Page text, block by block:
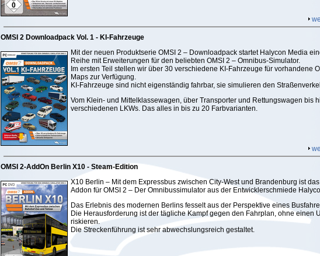
OMSI 2 Downloadpack Vol. 1 - KI-Fahrzeuge
Mit der neuen Produktserie OMSI 2 – Downloadpack startet Halycon Media
Reihe mit Erweiterungen für den beliebten OMSI 2 – Omnibus-Simulator.
Im ersten Teil stellen wir über 30 verschiedene KI-Fahrzeuge für vorhandene
Maps zur Verfügung.
KI-Fahrzeuge sind nicht eigenständig fahrbar, sie simulieren den
Vom Klein- und Mittelklassewagen, über Transporter und Rettungswagen bis
verschiedenen LKWs. Das alles in bis zu 20 Farbvarianten.
OMSI 2-AddOn Berlin X10 - Steam-Edition
X10 Berlin – Mit dem Expressbus zwischen City-West und Brandenburg ist
Addon für OMSI 2 – Der Omnibussimulator aus der Entwicklerschmiede
Das Erlebnis des modernen Berlins fesselt aus der Perspektive eines
Die Herausforderung ist der tägliche Kampf gegen den Fahrplan, ohne einen
riskieren.
Die Streckenführung ist sehr abwechslungsreich gestaltet.